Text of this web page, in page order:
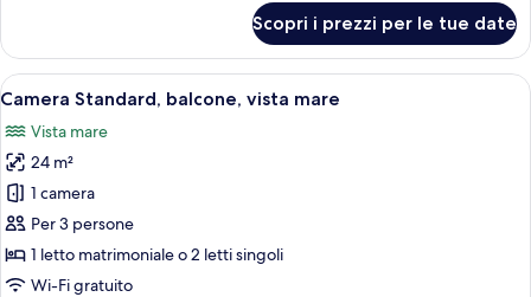
2
letti
singoli,
balcone
Standard
con
letto
o
2
letti
singoli,
balcone
Scopri i prezzi per le tue date
Apri
tutte
le
foto
per
Camera
Standard,
balcone,
Una stanza con una scrivania, un
4
Camera Standard, balcone, vista mare
Vista mare
24 m²
1 camera
Per 3 persone
1 letto matrimoniale o 2 letti singoli
Wi-Fi gratuito